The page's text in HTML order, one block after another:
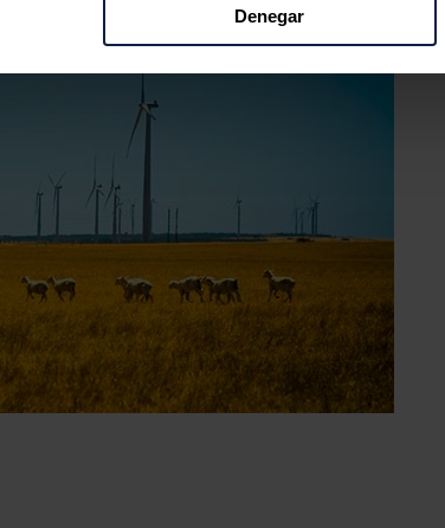
se usan para personalizar el contenido y los
compartimos información sobre el uso que haga
del uso que haya hecho de sus servicios.
Denegar